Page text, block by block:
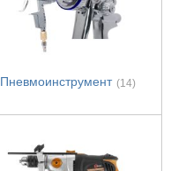
Пневмоинструмент (14)